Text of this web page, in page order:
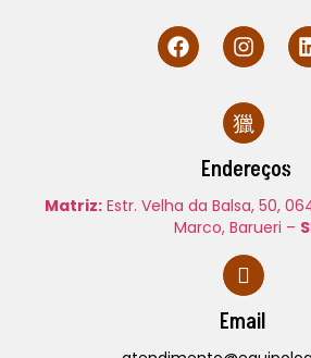
Endereços
Matriz:Estr. Velha da Balsa, 50,
Marco, Barueri –
Email